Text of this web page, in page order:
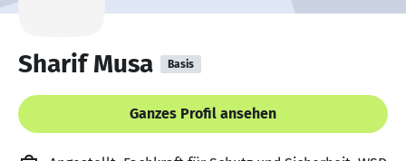
Sharif Musa Basis
Ganzes Profil ansehen